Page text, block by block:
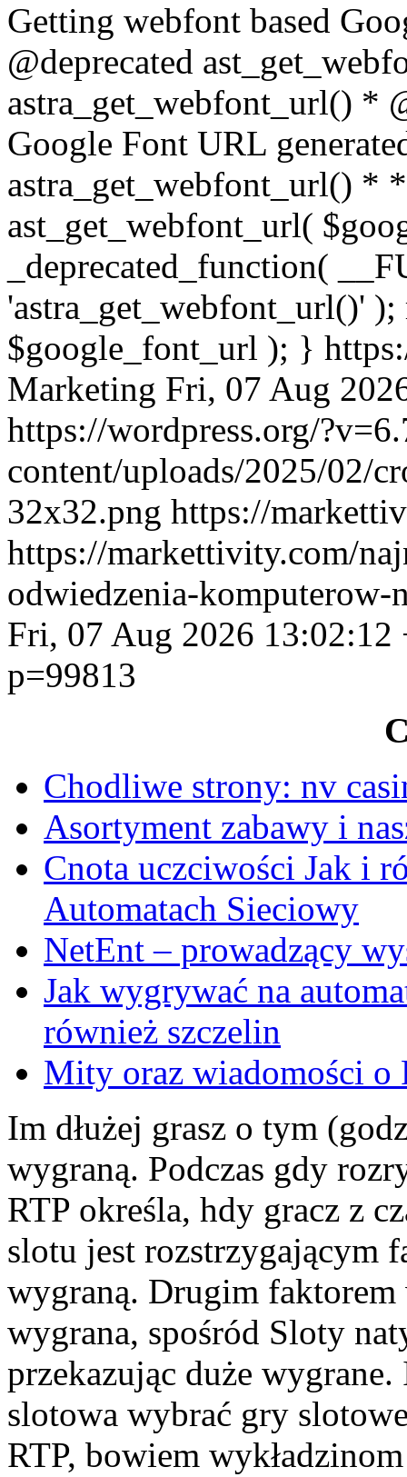
Getting webfont based
@deprecated
astra_get_webfont_url() *
Google Font URL
astra_get_webfont_url() *
ast_get_webfont_url(
_deprecated_function(
'astra_get_webfont_url()'
$google_font_url ); }
Marketing Fri, 07 Aug
https://wordpress.org/
content/uploads/2025/02/
32x32.png https://
https://markettivity.com/
odwiedzenia-
Fri, 07 Aug 2026 13:02:12
p=99813
Chodliwe strony: nv
Asortyment zabawy i
Cnota uczciwości Jak i
Automatach Sieciowy
NetEnt – prowadzący
Jak wygrywać na
również szczelin
Mity oraz wiadomości o
Im dłużej grasz o tym
wygraną. Podczas gdy
RTP określa, hdy ​​gracz z
slotu jest rozstrzygającym
wygraną. Drugim
wygrana, spośród Sloty
przekazując duże wygrane.
slotowa wybrać gry
RTP, bowiem